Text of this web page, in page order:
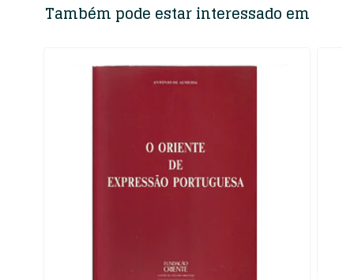
Também pode estar interessado em